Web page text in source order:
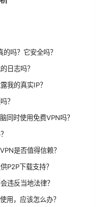
吗？它安全吗？
日志吗？
我的真实IP？
？
同时使用免费VPN吗？
是否值得信赖？
P2P下载支持？
违反当地法律？
用，应该怎么办？